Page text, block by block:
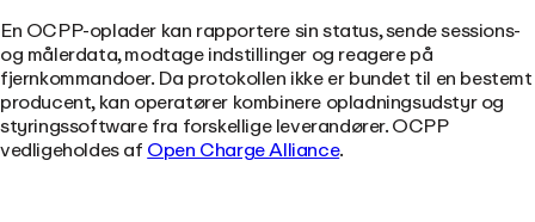
En OCPP-oplader kan rapportere sin status, sende sessions-
og målerdata, modtage indstillinger og reagere på
fjernkommandoer. Da protokollen ikke er bundet til en bestemt
producent, kan operatører kombinere opladningsudstyr og
styringssoftware fra forskellige leverandører. OCPP
vedligeholdes afOpen Charge Alliance.